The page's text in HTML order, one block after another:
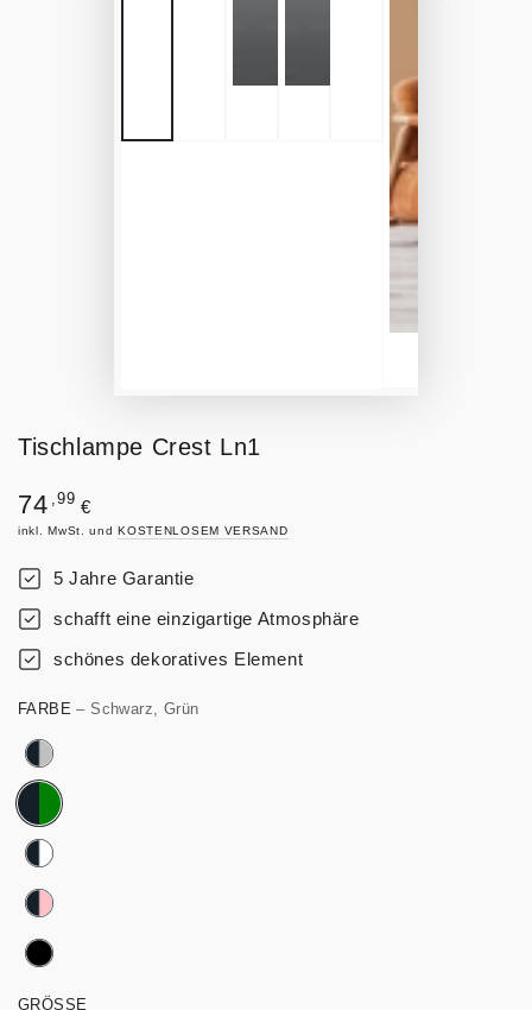
Tischlampe Crest Ln1
Regulärer
Preis
74 ,99 €
inkl. MwSt. undKOSTENLOSEM VERSAND
5 Jahre Garantie
schafft eine einzigartige Atmosphäre
schönes dekoratives Element
FARBE– Schwarz, Grün
GRÖSSE